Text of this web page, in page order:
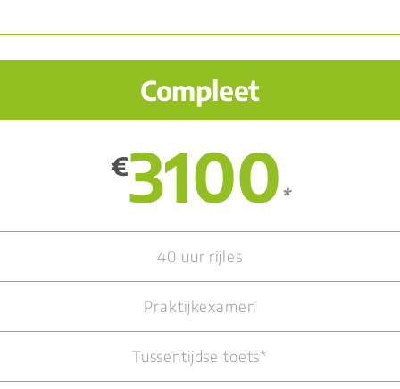
Compleet
€3100 *
40 uur rijles
Praktijkexamen
Tussentijdse toets*